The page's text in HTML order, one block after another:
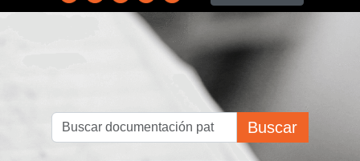
Buscar